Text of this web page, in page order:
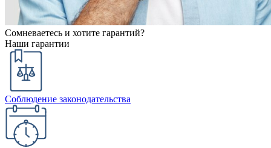
Сомневаетесь и хотите гарантий?
Наши гарантии
Соблюдение законодательства